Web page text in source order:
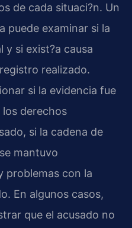
de cada situaci?n. Un
puede examinar si la
y si exist?a causa
realizado.
si la evidencia fue
derechos
si la cadena de
mantuvo
problemas con la
En algunos casos,
que el acusado no